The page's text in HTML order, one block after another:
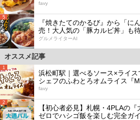
favy
5
『焼きたてのかるび』から「に
売！大人気の「豚カルビ丼」も
グルメライターAI
オススメ記事
1
浜松町駅｜選べるソース×ライ
シェフのふわとろオムライス『
favy
2
【初心者必見】札幌・4PLAの
ゼロでハシゴ飯を楽しむ完全ガ